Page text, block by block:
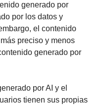
generado por
por los datos y
el contenido
preciso y menos
generado por
por AI y el
tienen sus propias